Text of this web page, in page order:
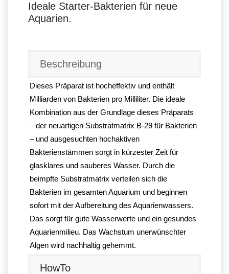
Ideale Starter-Bakterien für neue
Aquarien.
Beschreibung
Dieses Präparat ist hocheffektiv und enthält
Milliarden von Bakterien pro Milliliter. Die ideale
Kombination aus der Grundlage dieses Präparats
– der neuartigen Substratmatrix B-29 für Bakterien
– und ausgesuchten hochaktiven
Bakterienstämmen sorgt in kürzester Zeit für
glasklares und sauberes Wasser. Durch die
beimpfte Substratmatrix verteilen sich die
Bakterien im gesamten Aquarium und beginnen
sofort mit der Aufbereitung des Aquarienwassers.
Das sorgt für gute Wasserwerte und ein gesundes
Aquarienmilieu. Das Wachstum unerwünschter
Algen wird nachhaltig gehemmt.
HowTo